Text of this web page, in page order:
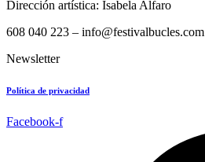
Dirección artística: Isabela Alfaro
608 040 223 – info@festivalbucles.com
Newsletter
Política de privacidad
Facebook-f